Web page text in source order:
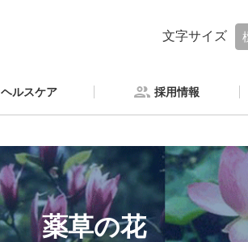
文字サイズ
ヘルスケア 採用情報
薬草の花